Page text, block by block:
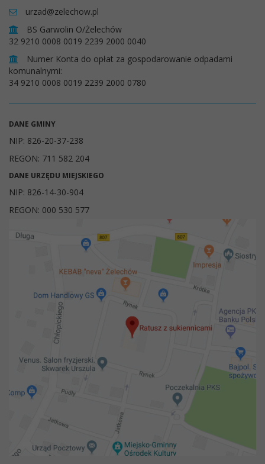
urzad@zelechow.pl
BS Garwolin O/Żelechów
32 9210 0008 0019 2239 2000 0040
Numer Konta do opłat za gospodarowanie odpadami
komunalnymi:
34 9210 0008 0019 2239 2000 0780
DANE GMINY
NIP: 826-20-37-238
REGON: 711 582 204
DANE URZĘDU MIEJSKIEGO
NIP: 826-14-30-904
REGON: 000 530 577